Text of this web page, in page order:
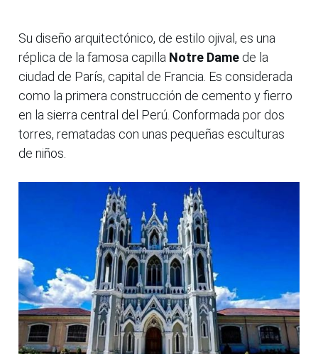
Su diseño arquitectónico, de estilo ojival, es una
réplica de la famosa capilla Notre Dame de la
ciudad de París, capital de Francia. Es considerada
como la primera construcción de cemento y fierro
en la sierra central del Perú. Conformada por dos
torres, rematadas con unas pequeñas esculturas
de niños.